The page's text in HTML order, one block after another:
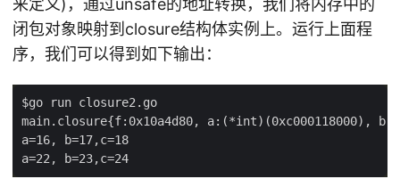
来定义)，通过unsafe的地址转换，我们将内存中的
闭包对象映射到closure结构体实例上。运行上面程
序，我们可以得到如下输出：